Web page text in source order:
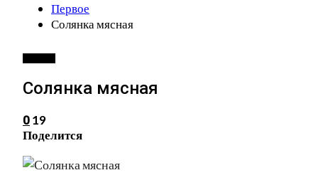
Первое
Солянка мясная
Солянка мясная
0 19
Поделится